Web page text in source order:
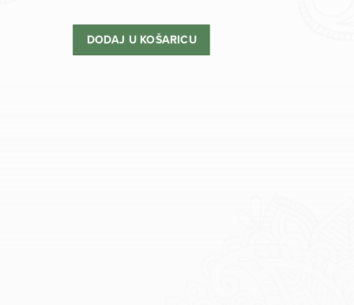
je:
38,80 €.
je:
34,90 €.
DODAJ U KOŠARICU